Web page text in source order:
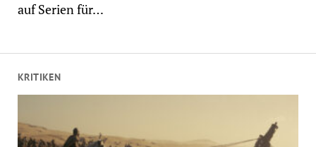
KRITIKEN
auf Serien für…